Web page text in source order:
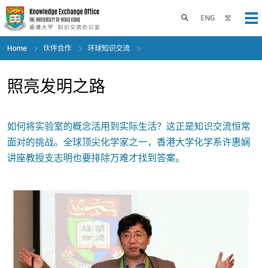
Skip
to
main
content
ENG 繁
Toggle search panel
Home 伙伴合作 环球知识交流
照亮发明之路
如何将实验室的概念活用到实际生活？这正是知识交流恒常
面对的挑战。全球顶尖化学家之一，香港大学化学系许惠娴
讲座教授支志明也要排除万难才找到答案。